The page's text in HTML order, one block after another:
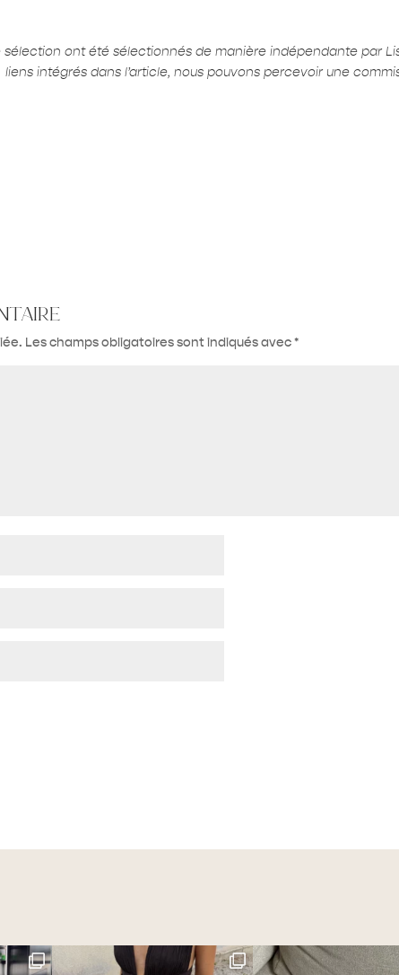
ont été sélectionnés de manière indépendante par
liens intégrés dans l’article, nous pouvons percevoir une
Les champs obligatoires sont indiqués avec*